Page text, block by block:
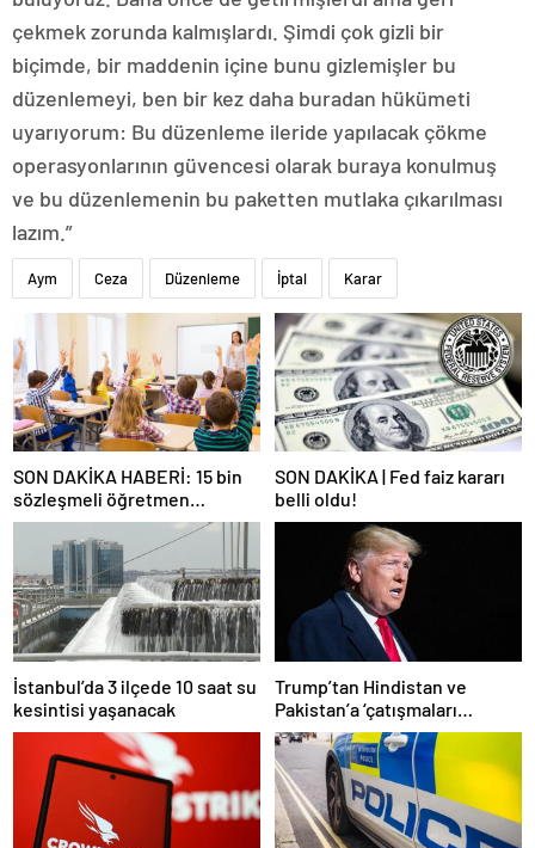
çekmek zorunda kalmışlardı. Şimdi çok gizli bir
biçimde, bir maddenin içine bunu gizlemişler bu
düzenlemeyi, ben bir kez daha buradan hükümeti
uyarıyorum: Bu düzenleme ileride yapılacak çökme
operasyonlarının güvencesi olarak buraya konulmuş
ve bu düzenlemenin bu paketten mutlaka çıkarılması
lazım.”
Aym Ceza Düzenleme İptal Karar
SON DAKİKA HABERİ: 15 bin
sözleşmeli öğretmen
atamasında sözlü sınava hak
kazanan adaylar açıklandı
SON DAKİKA | Fed faiz kararı
belli oldu!
İstanbul’da 3 ilçede 10 saat su
kesintisi yaşanacak
Trump’tan Hindistan ve
Pakistan’a ‘çatışmaları
durdurun’ çağrısı